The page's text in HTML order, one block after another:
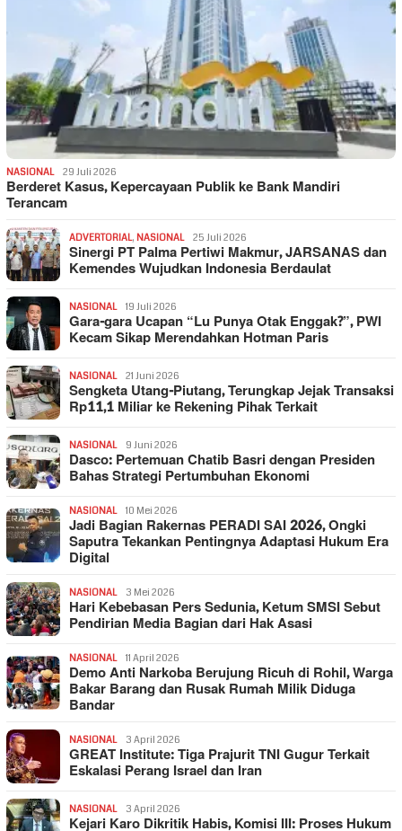
NASIONAL 29 Juli 2026
Berderet Kasus, Kepercayaan Publik ke Bank Mandiri
Terancam
ADVERTORIAL, NASIONAL 25 Juli 2026
Sinergi PT Palma Pertiwi Makmur, JARSANAS dan
Kemendes Wujudkan Indonesia Berdaulat
NASIONAL 19 Juli 2026
Gara-gara Ucapan “Lu Punya Otak Enggak?”, PWI
Kecam Sikap Merendahkan Hotman Paris
NASIONAL 21 Juni 2026
Sengketa Utang-Piutang, Terungkap Jejak Transaksi
Rp11,1 Miliar ke Rekening Pihak Terkait
NASIONAL 9 Juni 2026
Dasco: Pertemuan Chatib Basri dengan Presiden
Bahas Strategi Pertumbuhan Ekonomi
NASIONAL 10 Mei 2026
Jadi Bagian Rakernas PERADI SAI 2026, Ongki
Saputra Tekankan Pentingnya Adaptasi Hukum Era
Digital
NASIONAL 3 Mei 2026
Hari Kebebasan Pers Sedunia, Ketum SMSI Sebut
Pendirian Media Bagian dari Hak Asasi
NASIONAL 11 April 2026
Demo Anti Narkoba Berujung Ricuh di Rohil, Warga
Bakar Barang dan Rusak Rumah Milik Diduga
Bandar
NASIONAL 3 April 2026
GREAT Institute: Tiga Prajurit TNI Gugur Terkait
Eskalasi Perang Israel dan Iran
NASIONAL 3 April 2026
Kejari Karo Dikritik Habis, Komisi III: Proses Hukum